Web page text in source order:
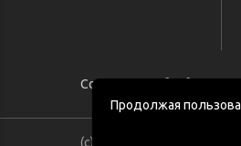
Продолжая
Согласие на обработку
(с) «POGOS.ru» 2010-2026